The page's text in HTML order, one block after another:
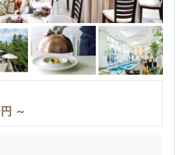
円 ～